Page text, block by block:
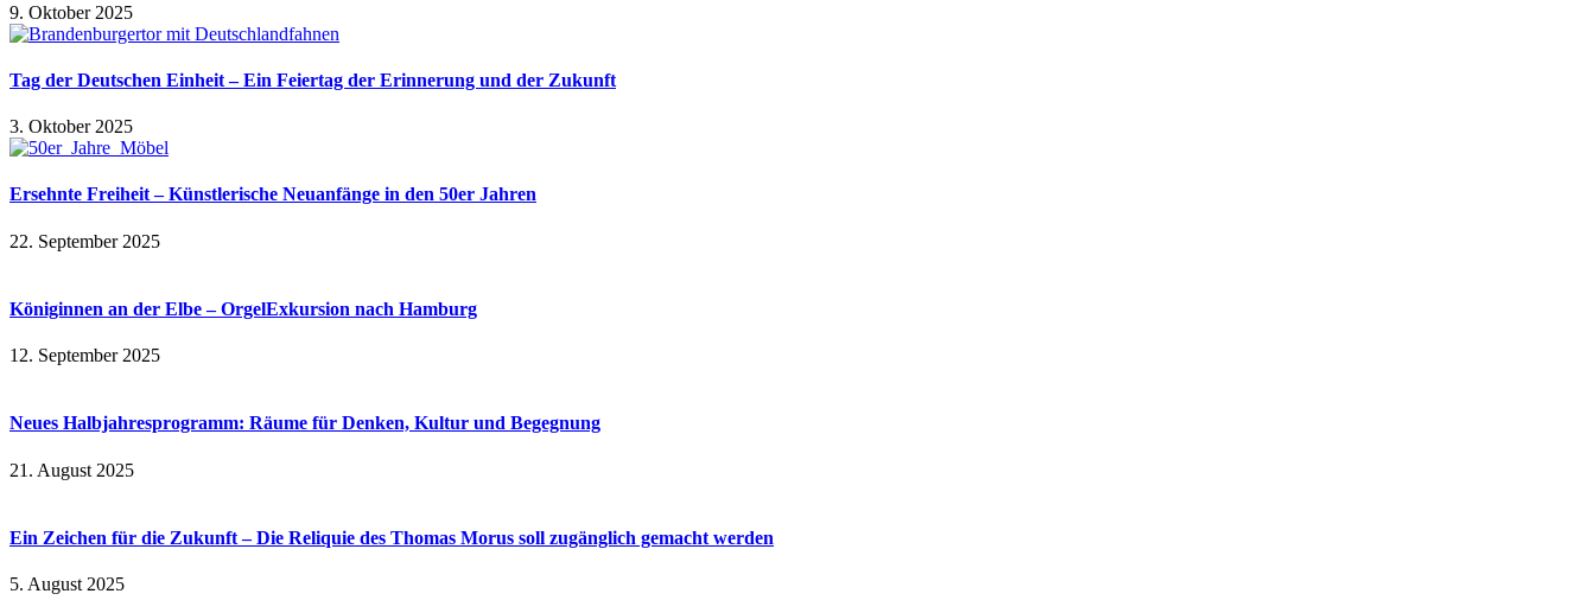
9. Oktober 2025
Tag der Deutschen Einheit – Ein Feiertag der Erinnerung und der Zukunft
3. Oktober 2025
Ersehnte Freiheit – Künstlerische Neuanfänge in den 50er Jahren
22. September 2025
Königinnen an der Elbe – OrgelExkursion nach Hamburg
12. September 2025
Neues Halbjahresprogramm: Räume für Denken, Kultur und Begegnung
21. August 2025
Ein Zeichen für die Zukunft – Die Reliquie des Thomas Morus soll zugänglich gemacht werden
5. August 2025